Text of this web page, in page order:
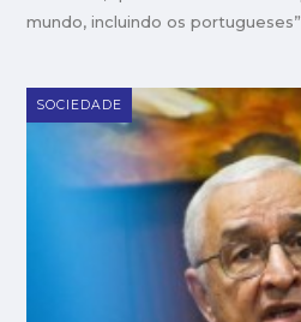
mundo, incluindo os portugueses”
SOCIEDADE